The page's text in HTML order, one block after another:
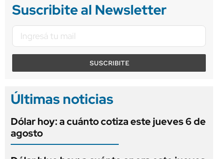
Suscribite al Newsletter
SUSCRIBITE
Últimas noticias
Dólar hoy: a cuánto cotiza este jueves 6 de
agosto